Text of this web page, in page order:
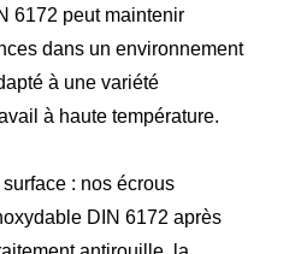
6172 peut maintenir
dans un environnement
à une variété
à haute température.
: nos écrous
DIN 6172 après